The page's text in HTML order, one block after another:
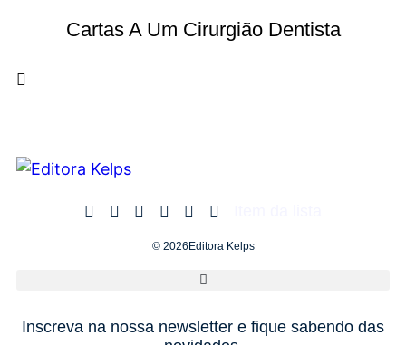
Cartas A Um Cirurgião Dentista
© 2026Editora Kelps
Inscreva na nossa newsletter e fique sabendo das